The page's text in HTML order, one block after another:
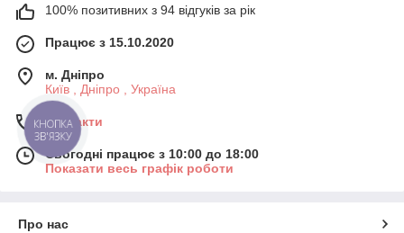
100% позитивних з 94 відгуків за рік
Працює з 15.10.2020
м. Дніпро
Київ , Дніпро , Україна
Контакти
Сьогодні працює з 10:00 до 18:00
Показати весь графік роботи
Про нас
КНОПКА
ЗВ'ЯЗКУ